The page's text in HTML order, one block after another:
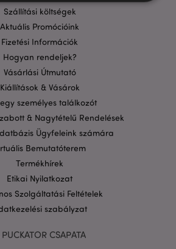
Szállítási költségek
Aktuális Promócióink
Fizetési Információk
Hogyan rendeljek?
Vásárlási Útmutató
Kiállítások & Vásárok
személyes találkozót
& Nagytételű Rendelések
Ügyfeleink számára
Bemutatóterem
Termékhírek
Etikai Nyilatkozat
Szolgáltatási Feltételek
szabályzat
CSAPATA
szükséges
Funkcionalitás
feltétlenül szükséges sütik
a webhely alapvető funkcióit,
bejelentkezést és a
feltétlenül szükséges sütik nélkül.
Szolgáltató
Domain